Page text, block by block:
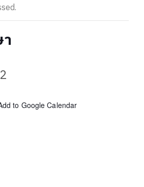
to Google Calendar